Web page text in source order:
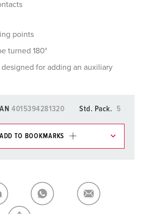
points
turned 180°
for adding an auxiliary
4015394281320 Std. Pack. 5
ADD TO BOOKMARKS
ADD
A NEW LIST